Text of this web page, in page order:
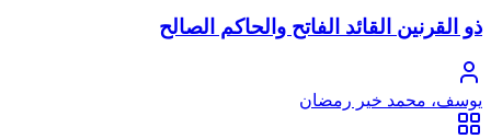
ذو القرنين القائد الفاتح والحاكم الصالح
يوسف، محمد خير رمضان